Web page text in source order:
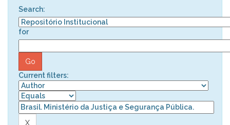
Search:
for
Current filters: